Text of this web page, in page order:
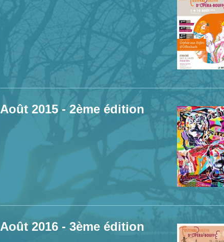
Août 2015 - 2ème édition
Août 2016 - 3ème édition